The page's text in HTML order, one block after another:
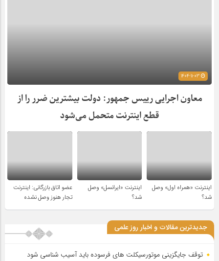
معاون اجرایی رییس جمهور: دولت بیشترین ضرر را از
قطع اینترنت متحمل می‌شود
اینترنت «همراه اول» وصل
شد؟
اینترنت «ایرانسل» وصل
شد؟
عضو اتاق بازرگانی: اینترنت
تجار هنوز وصل نشده
جدیدترین مقالات و اخبار روز علمی
توقف جایگزینی موتورسیکلت های فرسوده باید آسیب شناسی شود